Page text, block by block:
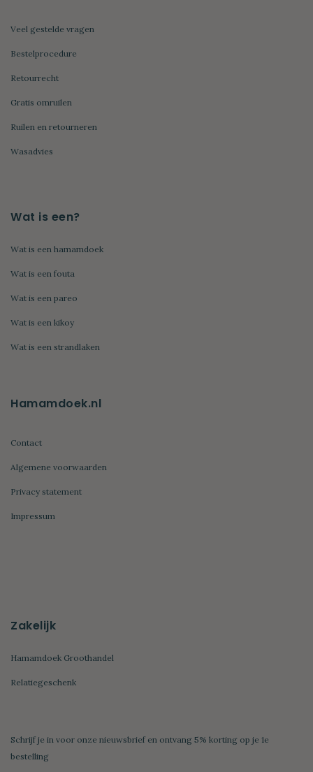
Veel gestelde vragen
Bestelprocedure
Retourrecht
Gratis omruilen
Ruilen en retourneren
Wasadvies
Wat is een?
Wat is een hamamdoek
Wat is een fouta
Wat is een pareo
Wat is een kikoy
Wat is een strandlaken
Hamamdoek.nl
Contact
Algemene voorwaarden
Privacy statement
Impressum
Zakelijk
Hamamdoek Groothandel
Relatiegeschenk
Schrijf je in voor onze nieuwsbrief en ontvang 5% korting op je 1e
bestelling